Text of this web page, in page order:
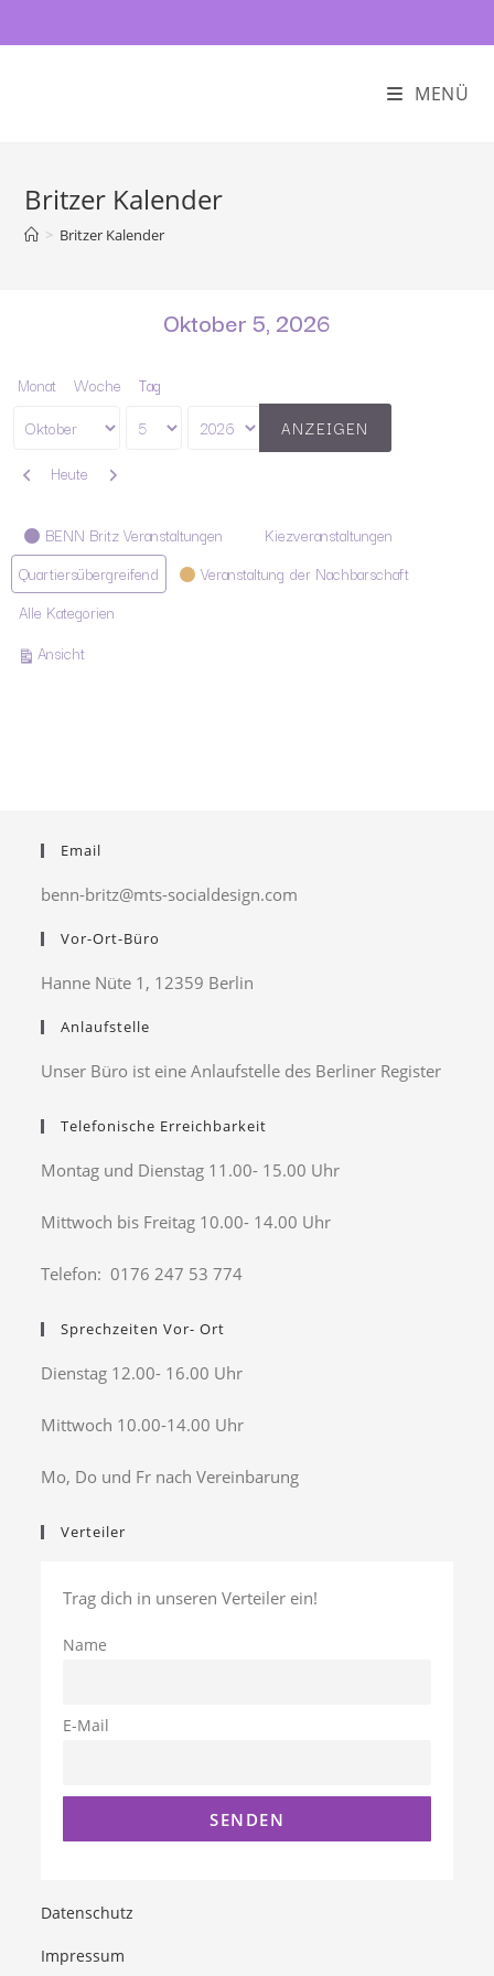
MENÜ
Britzer Kalender
> Britzer Kalender
Oktober 5, 2026
Monat Woche Tag
Monat
Tag
Jahr
Zurück
Heute Weiter
Kategorien
BENN Britz Veranstaltungen
Kiezveranstaltungen
Quartiersübergreifend
Veranstaltung der Nachbarschaft
Alle Kategorien
Ansichtausdrucken
Email
benn-britz@mts-socialdesign.com
Vor-Ort-Büro
Hanne Nüte 1, 12359 Berlin
Anlaufstelle
Unser Büro ist eine Anlaufstelle des Berliner Register
Telefonische Erreichbarkeit
Montag und Dienstag 11.00- 15.00 Uhr
Mittwoch bis Freitag 10.00- 14.00 Uhr
Telefon: 0176 247 53 774
Sprechzeiten Vor- Ort
Dienstag 12.00- 16.00 Uhr
Mittwoch 10.00-14.00 Uhr
Mo, Do und Fr nach Vereinbarung
Verteiler
Trag dich in unseren Verteiler ein!
Name
E-Mail
Datenschutz
Impressum